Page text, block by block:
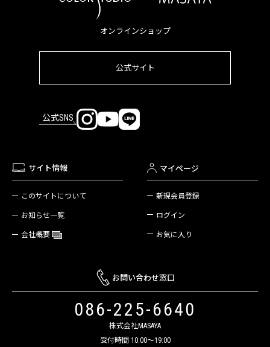
オンラインショップ
公式サイト
公式SNS
サイト情報
このサイトについて
お知らせ一覧
会社概要
マイページ
新規会員登録
ログイン
お気に入り
お問い合わせ窓口
086-225-6640
株式会社MASAYA
受付時間 10:00～19:00